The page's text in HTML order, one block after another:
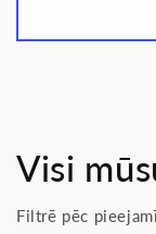
Visi
Filtrē pēc